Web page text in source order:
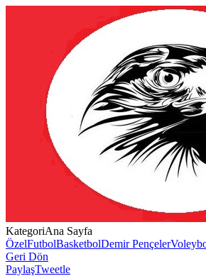
KategoriAna Sayfa
ÖzelFutbolBasketbolDemir Pençeler
Geri Dön
PaylaşTweetle